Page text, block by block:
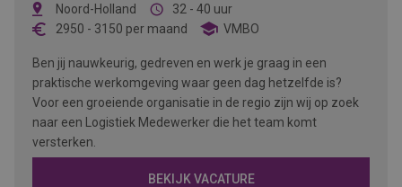
Noord-Holland
32 - 40 uur
2950 - 3150 per maand VMBO
Ben jij nauwkeurig, gedreven en werk je graag in een
praktische werkomgeving waar geen dag hetzelfde is?
Voor een groeiende organisatie in de regio zijn wij op zoek
naar een Logistiek Medewerker die het team komt
versterken.
BEKIJK VACATURE